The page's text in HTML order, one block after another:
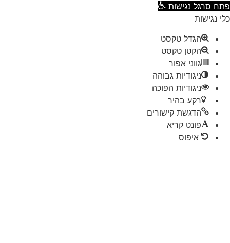
סרגל נגישות
נגישות
הגדל טקסט
הקטן טקסט
גווני אפור
ניגודיות גבוהה
ניגודיות הפוכה
רקע בהיר
הדגשת קישורים
פונט קריא
איפוס